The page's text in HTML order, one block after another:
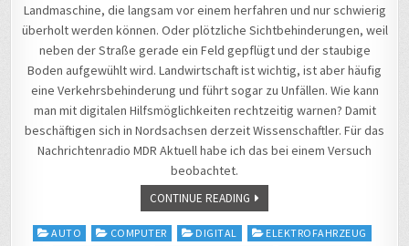
SOLLEN
VOR
WARNEN
Landmaschine, die langsam vor einem herfahren und nur schwierig
überholt werden können. Oder plötzliche Sichtbehinderungen, weil
neben der Straße gerade ein Feld gepflügt und der staubige
Boden aufgewühlt wird. Landwirtschaft ist wichtig, ist aber häufig
eine Verkehrsbehinderung und führt sogar zu Unfällen. Wie kann
man mit digitalen Hilfsmöglichkeiten rechtzeitig warnen? Damit
beschäftigen sich in Nordsachsen derzeit Wissenschaftler. Für das
Nachrichtenradio MDR Aktuell habe ich das bei einem Versuch
beobachtet.
CONTINUE READING
Posted
AUTO COMPUTER DIGITAL
ELEKTROFAHRZEUG